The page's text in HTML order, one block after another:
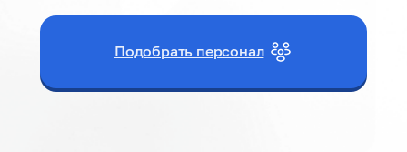
Подобрать персонал